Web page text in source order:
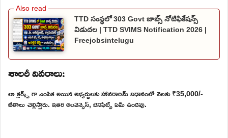
TTD సంస్థలో 303 Govt జాబ్స్ నోటిఫికేషన్స్
విడుదల | TTD SVIMS Notification 2026 |
Freejobsintelugu
శాలరీ వివరాలు:
లా క్లర్క్స్ గా ఎంపిక అయిన అభ్యర్థులకు హానరారిమ్ విధానంలో నెలకు ₹35,000/-
జీతాలు చెల్లిస్తారు. ఇతర అలవెన్సెస్, బెనిఫిట్స్ ఏమీ ఉండవు.